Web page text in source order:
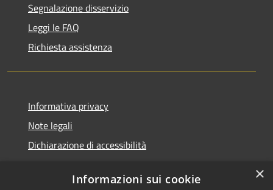
Segnalazione disservizio
Leggi le FAQ
Richiesta assistenza
Informativa privacy
Note legali
Dichiarazione di accessibilità
×
Informazioni sui cookie